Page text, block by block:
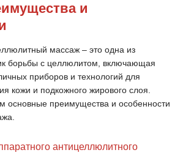
и
массаж – это одна из
борьбы с целлюлитом, включающая
приборов и технологий для
кожи и подкожного жирового слоя.
основные преимущества и особенности
антицеллюлитного